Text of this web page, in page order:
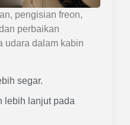
pengisian freon,
perbaikan
udara dalam kabin
segar.
lebih lanjut pada